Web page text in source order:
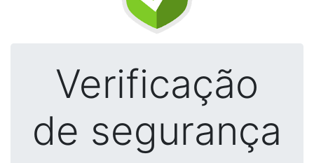
Verificação
de segurança